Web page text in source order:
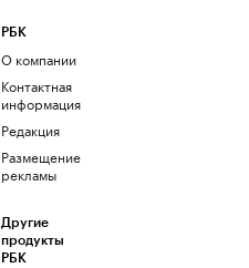
РБК
О компании
Контактная
информация
Редакция
Размещение
рекламы
Другие
продукты
РБК